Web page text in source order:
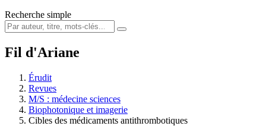
Recherche simple
Fil d'Ariane
Érudit
Revues
M/S : médecine sciences
Biophotonique et imagerie
Cibles des médicaments antithrombotiques